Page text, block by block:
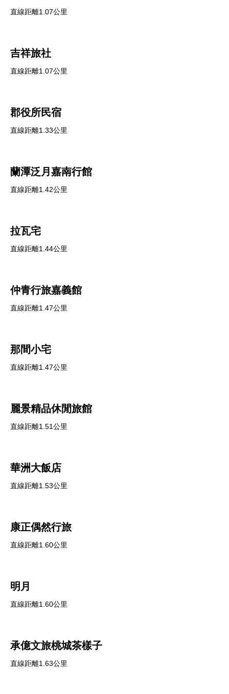
直線距離1.07公里
吉祥旅社
直線距離1.07公里
郡役所民宿
直線距離1.33公里
蘭潭泛月嘉南行館
直線距離1.42公里
拉瓦宅
直線距離1.44公里
仲青行旅嘉義館
直線距離1.47公里
那間小宅
直線距離1.47公里
麗景精品休閒旅館
直線距離1.51公里
華洲大飯店
直線距離1.53公里
康正偶然行旅
直線距離1.60公里
明月
直線距離1.60公里
承億文旅桃城茶樣子
直線距離1.63公里